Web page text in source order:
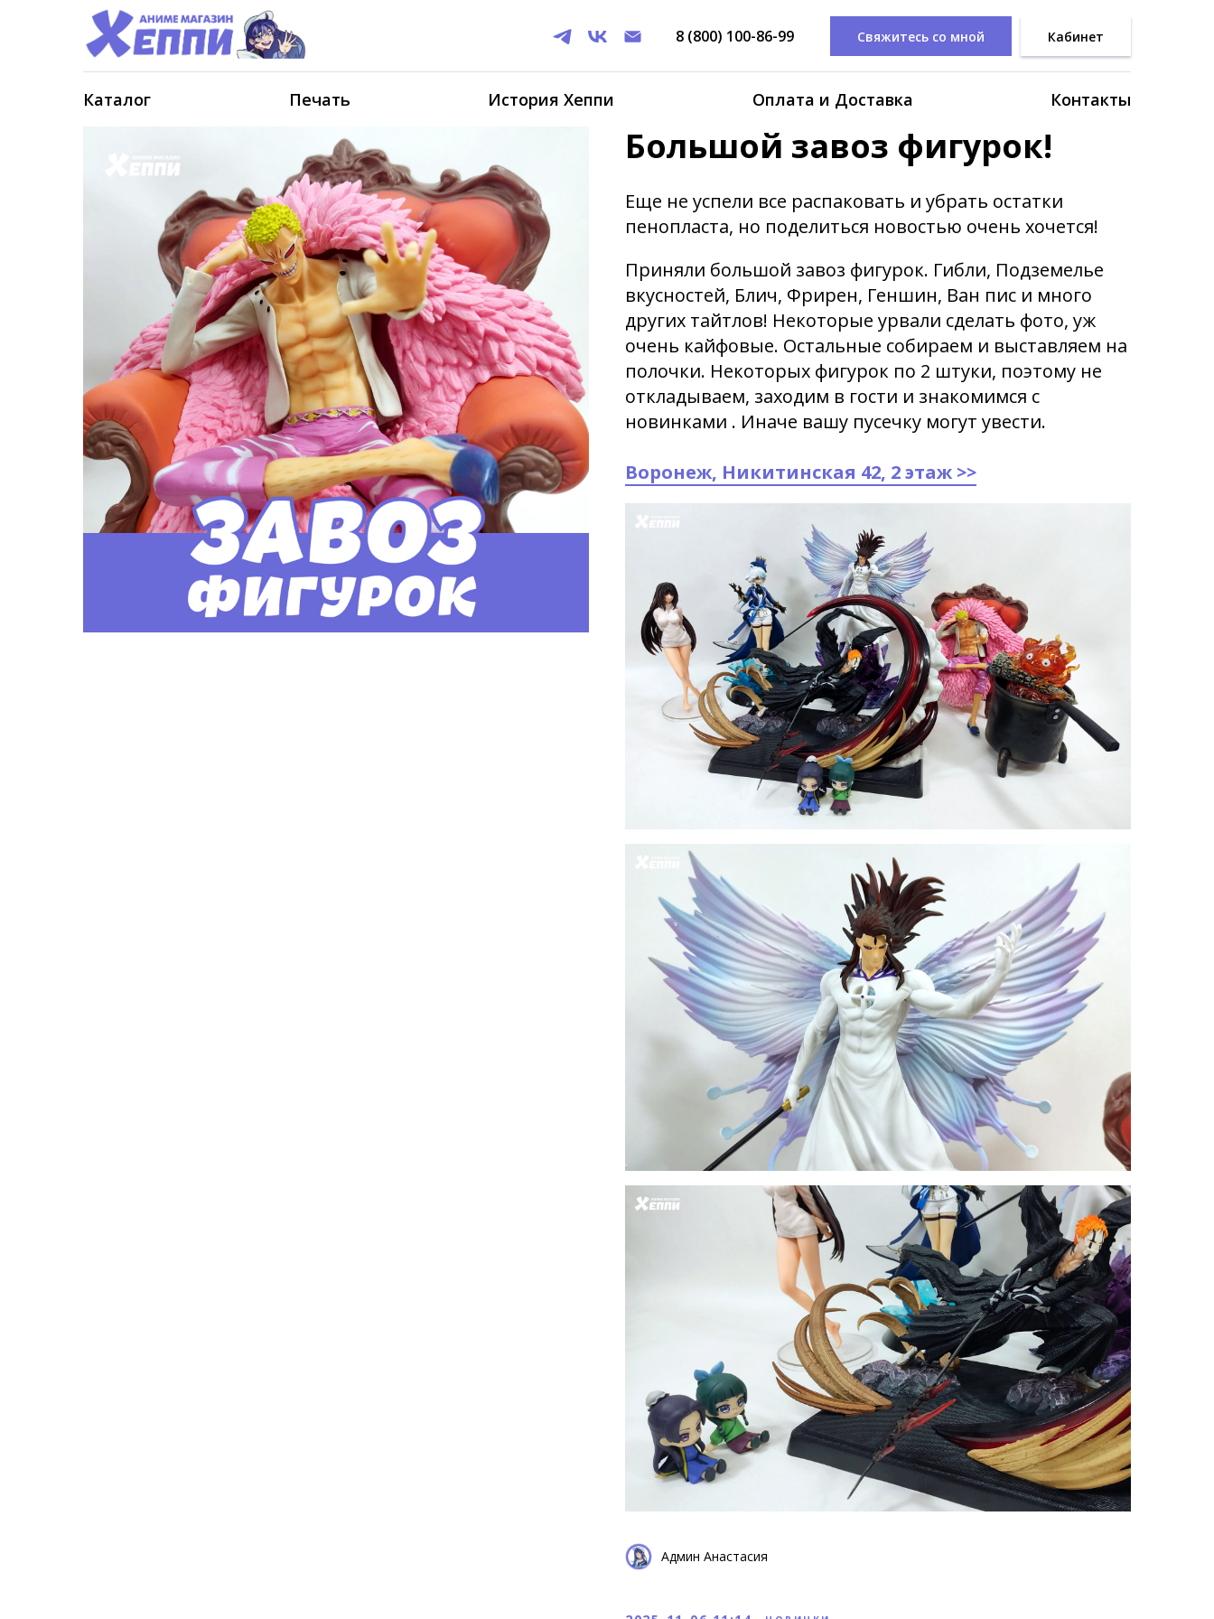
8 (800) 100-86-99 Свяжитесь со мной Кабинет
Каталог Печать История Хеппи Оплата и Доставка Контакты
Большой завоз фигурок!
Еще не успели все распаковать и убрать остатки
пенопласта, но поделиться новостью очень хочется!
Приняли большой завоз фигурок. Гибли, Подземелье
вкусностей, Блич, Фрирен, Геншин, Ван пис и много
других тайтлов! Некоторые урвали сделать фото, уж
очень кайфовые. Остальные собираем и выставляем на
полочки. Некоторых фигурок по 2 штуки, поэтому не
откладываем, заходим в гости и знакомимся с
новинками . Иначе вашу пусечку могут увести.
Воронеж, Никитинская 42, 2 этаж >>
Админ Анастасия